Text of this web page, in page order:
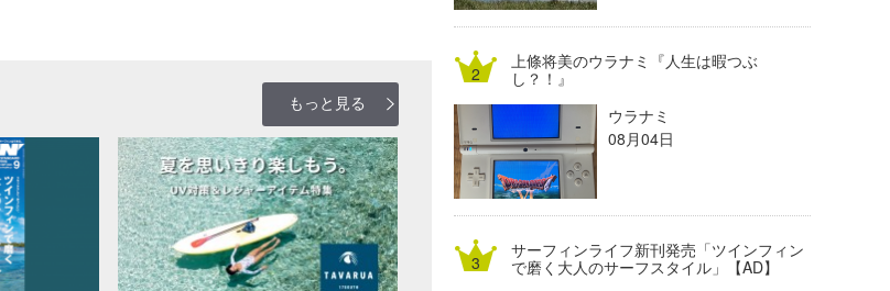
もっと見る
喜納海人
KID
KOBU
KY
MIN
mitz
OYZ
上條将美のウラナミ『人生は暇つぶ
し？！』
ウラナミ
08月04日
サーフィンライフ新刊発売「ツインフィン
で磨く大人のサーフスタイル」【AD】